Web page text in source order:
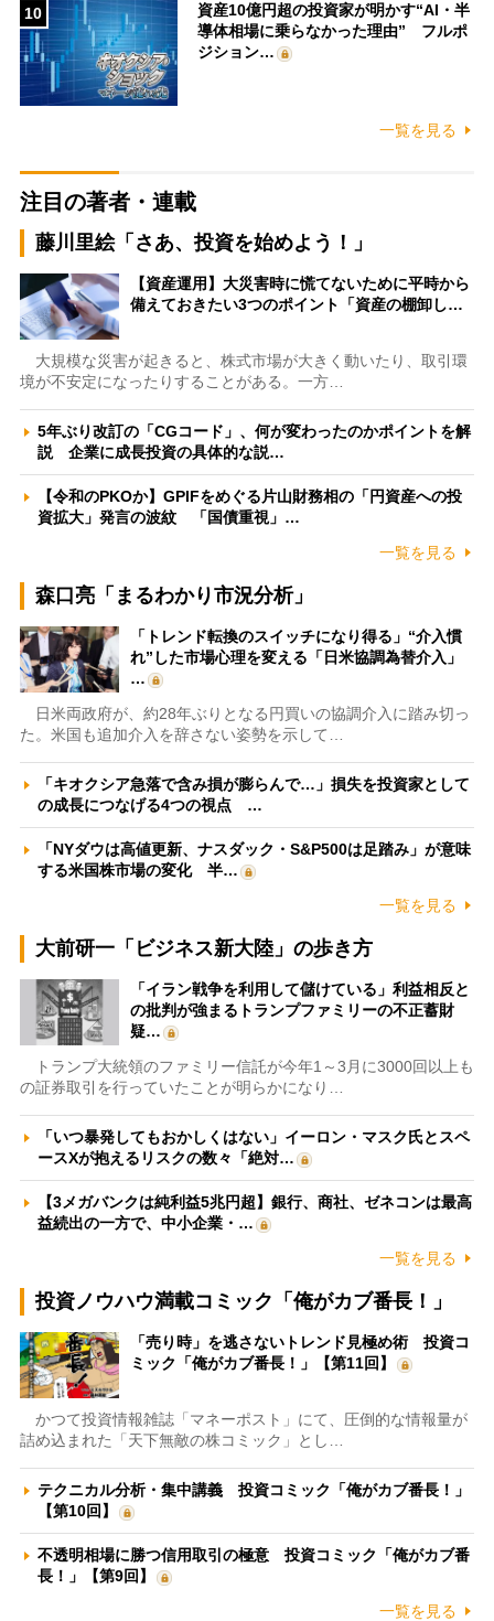
10
資産10億円超の投資家が明かす“AI・半
導体相場に乗らなかった理由” フルポ
ジション…
一覧を見る
注目の著者・連載
藤川里絵「さあ、投資を始めよう！」
【資産運用】大災害時に慌てないために平時から
備えておきたい3つのポイント「資産の棚卸し…
大規模な災害が起きると、株式市場が大きく動いたり、取引環
境が不安定になったりすることがある。一方…
5年ぶり改訂の「CGコード」、何が変わったのかポイントを解
説 企業に成長投資の具体的な説…
【令和のPKOか】GPIFをめぐる片山財務相の「円資産への投
資拡大」発言の波紋 「国債重視」…
一覧を見る
森口亮「まるわかり市況分析」
「トレンド転換のスイッチになり得る」“介入慣
れ”した市場心理を変える「日米協調為替介入」
…
日米両政府が、約28年ぶりとなる円買いの協調介入に踏み切っ
た。米国も追加介入を辞さない姿勢を示して…
「キオクシア急落で含み損が膨らんで…」損失を投資家として
の成長につなげる4つの視点 …
「NYダウは高値更新、ナスダック・S&P500は足踏み」が意味
する米国株市場の変化 半…
一覧を見る
大前研一「ビジネス新大陸」の歩き方
「イラン戦争を利用して儲けている」利益相反と
の批判が強まるトランプファミリーの不正蓄財
疑…
トランプ大統領のファミリー信託が今年1～3月に3000回以上も
の証券取引を行っていたことが明らかになり…
「いつ暴発してもおかしくはない」イーロン・マスク氏とスペ
ースXが抱えるリスクの数々「絶対…
【3メガバンクは純利益5兆円超】銀行、商社、ゼネコンは最高
益続出の一方で、中小企業・…
一覧を見る
投資ノウハウ満載コミック「俺がカブ番長！」
「売り時」を逃さないトレンド見極め術 投資コ
ミック「俺がカブ番長！」【第11回】
かつて投資情報雑誌「マネーポスト」にて、圧倒的な情報量が
詰め込まれた「天下無敵の株コミック」とし…
テクニカル分析・集中講義 投資コミック「俺がカブ番長！」
【第10回】
不透明相場に勝つ信用取引の極意 投資コミック「俺がカブ番
長！」【第9回】
一覧を見る